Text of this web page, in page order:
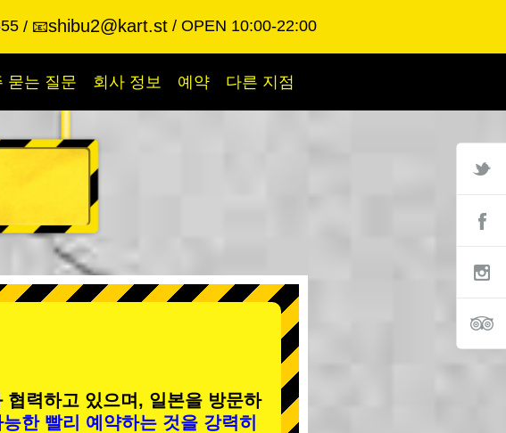
📧shibu2@kart.st OPEN 10:00-22:00
묻는 질문 회사 정보 예약 다른 지점
협력하고 있으며, 일본을 방문하
능한 빨리 예약하는 것을 강력히